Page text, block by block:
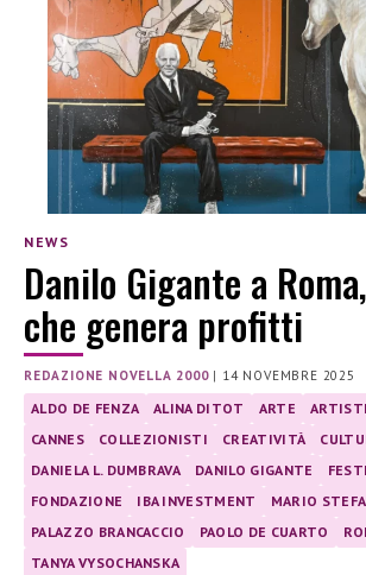
NEWS
Danilo Gigante a
che genera profitti
REDAZIONE NOVELLA 2000| 14 NOVEMBRE 2025
ALDO DE FENZA ALINA DITOT ARTE
CANNES
COLLEZIONISTI CREATIVITÀ
DANIELA L. DUMBRAVA
DANILO GIGANTE
FONDAZIONE
IBA INVESTMENT MARIO
PALAZZO BRANCACCIO
PAOLO DE CUARTO
TANYA VYSOCHANSKA